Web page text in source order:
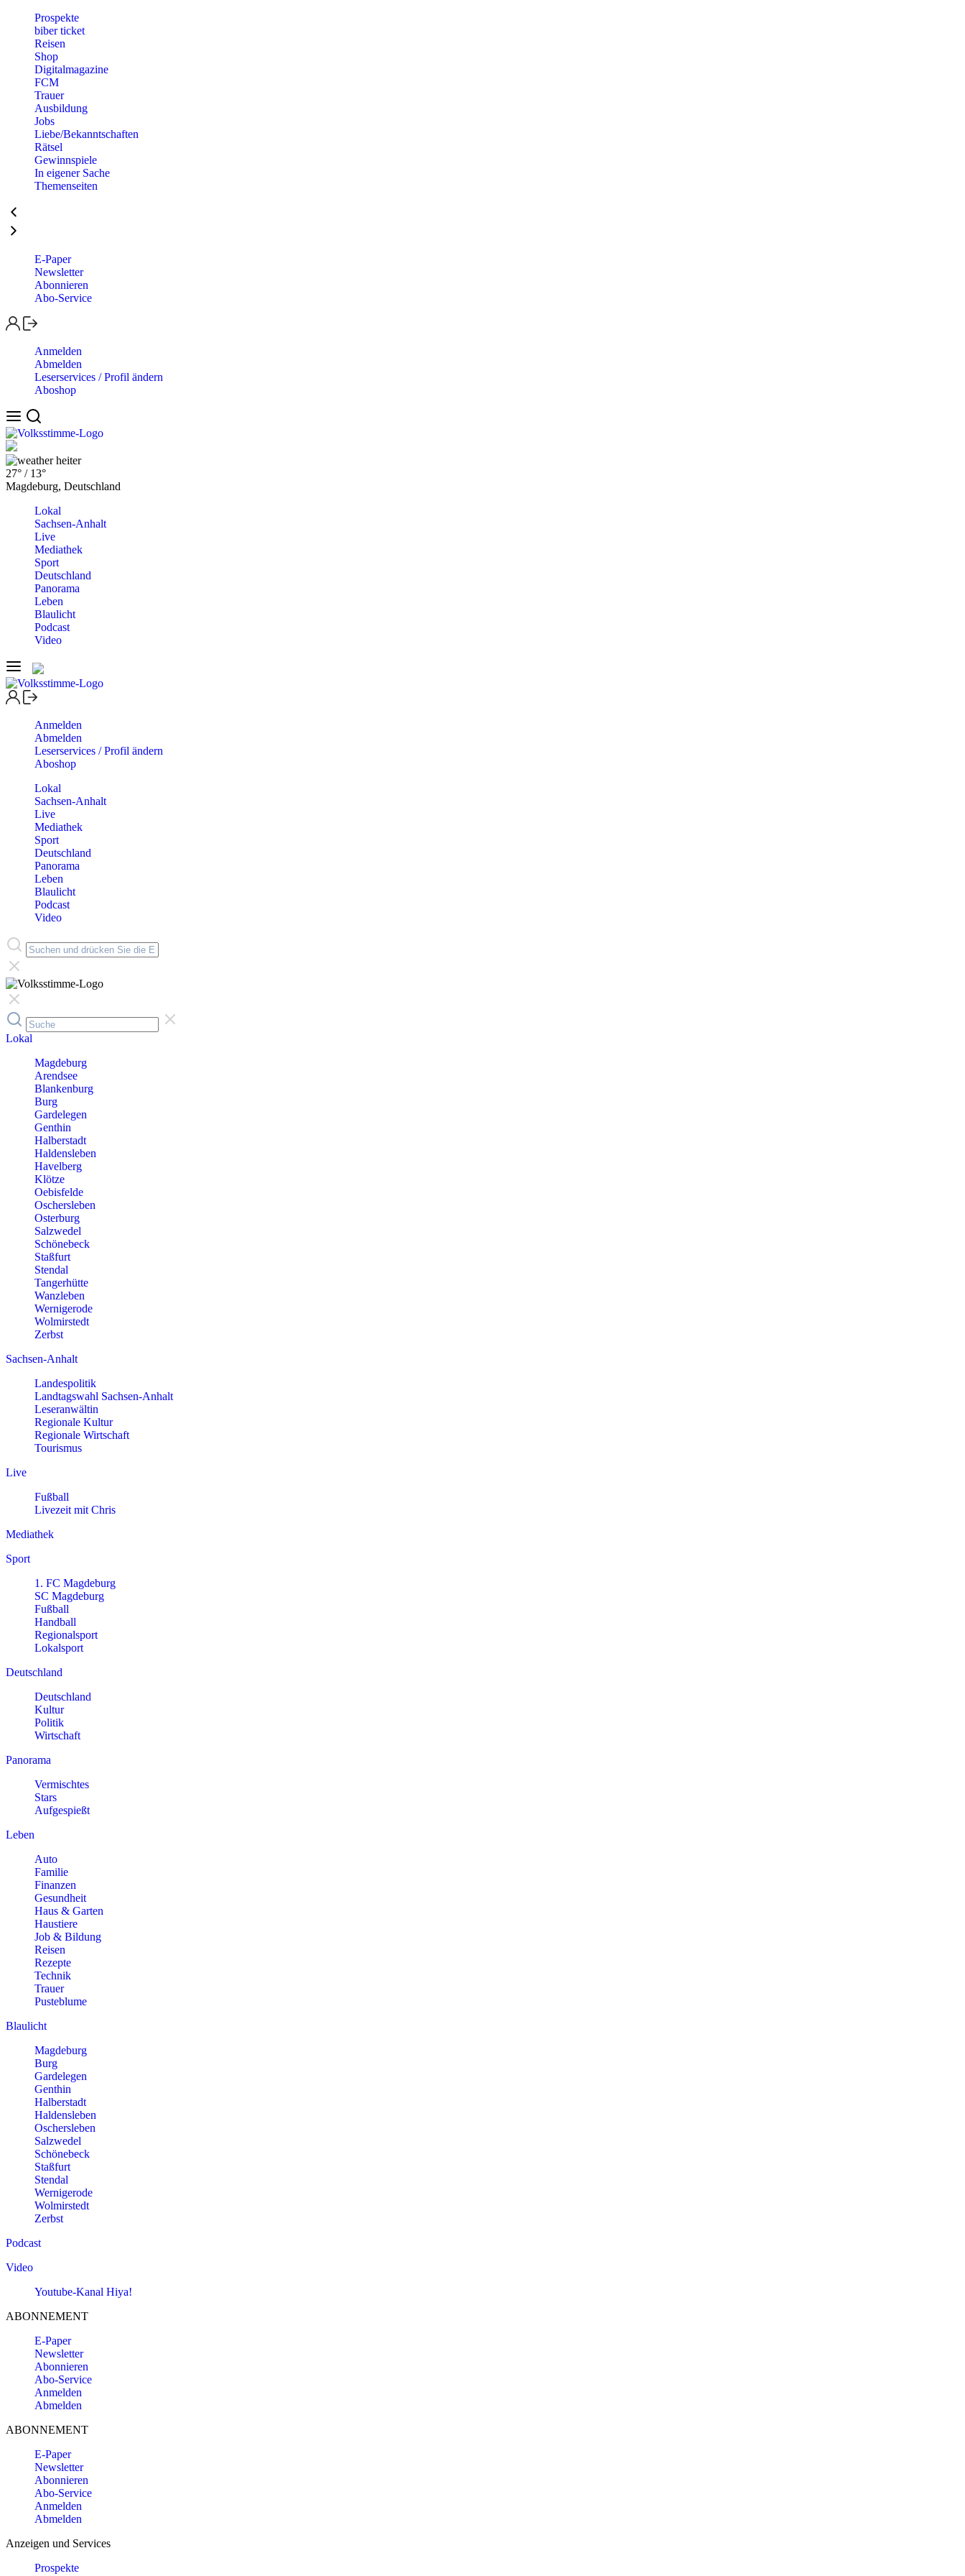
Prospekte
biber ticket
Reisen
Shop
Digitalmagazine
FCM
Trauer
Ausbildung
Jobs
Liebe/Bekanntschaften
Rätsel
Gewinnspiele
In eigener Sache
Themenseiten
E-Paper
Newsletter
Abonnieren
Abo-Service
Anmelden
Abmelden
Leserservices / Profil ändern
Aboshop
heiter
27° / 13°
Magdeburg, Deutschland
Lokal
Sachsen-Anhalt
Live
Mediathek
Sport
Deutschland
Panorama
Leben
Blaulicht
Podcast
Video
Anmelden
Abmelden
Leserservices / Profil ändern
Aboshop
Lokal
Sachsen-Anhalt
Live
Mediathek
Sport
Deutschland
Panorama
Leben
Blaulicht
Podcast
Video
Lokal
Magdeburg
Arendsee
Blankenburg
Burg
Gardelegen
Genthin
Halberstadt
Haldensleben
Havelberg
Klötze
Oebisfelde
Oschersleben
Osterburg
Salzwedel
Schönebeck
Staßfurt
Stendal
Tangerhütte
Wanzleben
Wernigerode
Wolmirstedt
Zerbst
Sachsen-Anhalt
Landespolitik
Landtagswahl Sachsen-Anhalt
Leseranwältin
Regionale Kultur
Regionale Wirtschaft
Tourismus
Live
Fußball
Livezeit mit Chris
Mediathek
Sport
1. FC Magdeburg
SC Magdeburg
Fußball
Handball
Regionalsport
Lokalsport
Deutschland
Deutschland
Kultur
Politik
Wirtschaft
Panorama
Vermischtes
Stars
Aufgespießt
Leben
Auto
Familie
Finanzen
Gesundheit
Haus & Garten
Haustiere
Job & Bildung
Reisen
Rezepte
Technik
Trauer
Pusteblume
Blaulicht
Magdeburg
Burg
Gardelegen
Genthin
Halberstadt
Haldensleben
Oschersleben
Salzwedel
Schönebeck
Staßfurt
Stendal
Wernigerode
Wolmirstedt
Zerbst
Podcast
Video
Youtube-Kanal Hiya!
ABONNEMENT
E-Paper
Newsletter
Abonnieren
Abo-Service
Anmelden
Abmelden
ABONNEMENT
E-Paper
Newsletter
Abonnieren
Abo-Service
Anmelden
Abmelden
Anzeigen und Services
Prospekte